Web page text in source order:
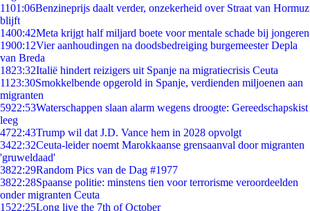
1101:06Benzineprijs daalt verder, onzekerheid over Straat van Hormuz
blijft
1400:42Meta krijgt half miljard boete voor mentale schade bij jongeren
1900:12Vier aanhoudingen na doodsbedreiging burgemeester Depla
van Breda
1823:32Italië hindert reizigers uit Spanje na migratiecrisis Ceuta
11 23:30Smokkelbende opgerold in Spanje, verdienden miljoenen aan
migranten
5922:53Waterschappen slaan alarm wegens droogte: Gereedschapskist
leeg
4722:43Trump wil dat J.D. Vance hem in 2028 opvolgt
3422:32Ceuta-leider noemt Marokkaanse grensaanval door migranten
'gruweldaad'
3822:29Random Pics van de Dag #1977
3822:28Spaanse politie: minstens tien voor terrorisme veroordeelden
onder migranten Ceuta
1522:25Long live the 7th of October